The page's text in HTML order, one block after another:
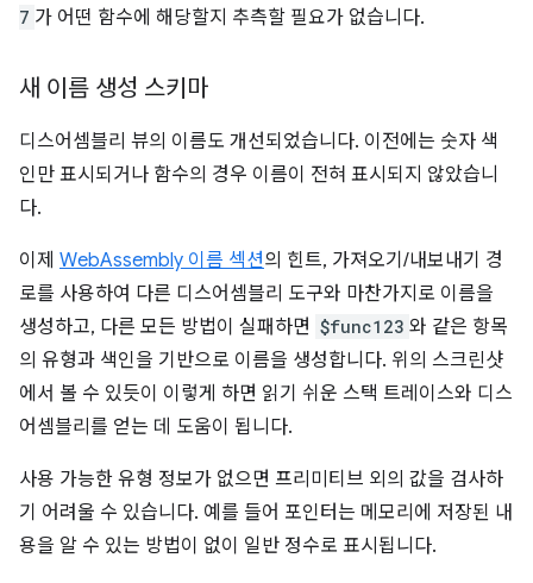
7 가 어떤 함수에 해당할지 추측할 필요가 없습니다.
새 이름 생성 스키마
디스어셈블리 뷰의 이름도 개선되었습니다. 이전에는 숫자 색
인만 표시되거나 함수의 경우 이름이 전혀 표시되지 않았습니
다.
이제 WebAssembly 이름 섹션의 힌트, 가져오기/내보내기 경
로를 사용하여 다른 디스어셈블리 도구와 마찬가지로 이름을
생성하고, 다른 모든 방법이 실패하면 $func123 와 같은 항목
의 유형과 색인을 기반으로 이름을 생성합니다. 위의 스크린샷
에서 볼 수 있듯이 이렇게 하면 읽기 쉬운 스택 트레이스와 디스
어셈블리를 얻는 데 도움이 됩니다.
사용 가능한 유형 정보가 없으면 프리미티브 외의 값을 검사하
기 어려울 수 있습니다. 예를 들어 포인터는 메모리에 저장된 내
용을 알 수 있는 방법이 없이 일반 정수로 표시됩니다.